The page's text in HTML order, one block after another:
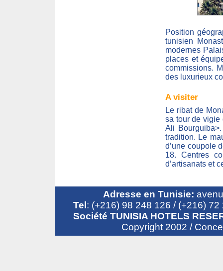
Position
tunisien
modernes
places et
commissions.
des luxurieux
A visiter
Le ribat de
sa tour de vigie
Ali
tradition. Le
d’une coupole
18. Centres
d’artisanats et
Adresse en Tunisie:
Tel : (+216) 98 248 126 / (+216)
Société TUNISIA HOTELS
Copyright 2002 /